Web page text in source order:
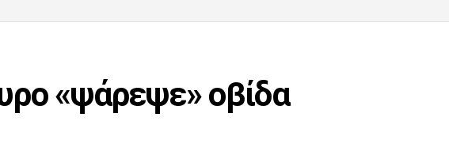
«ψάρεψε» οβίδα